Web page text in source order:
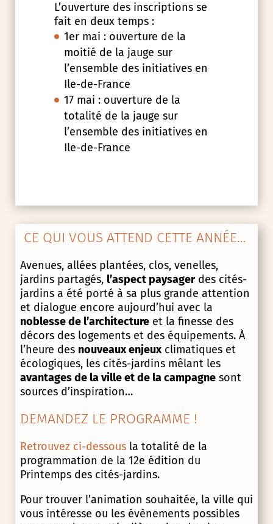
L’ouverture des inscriptions se
fait en deux temps :
1er mai : ouverture de la
moitié de la jauge sur
l’ensemble des initiatives en
Ile-de-France
17 mai : ouverture de la
totalité de la jauge sur
l’ensemble des initiatives en
Ile-de-France
CE QUI VOUS ATTEND CETTE ANNÉE…
Avenues, allées plantées, clos, venelles,
jardins partagés, l’aspect paysagerdes cités-
jardins a été porté à sa plus grande attention
et dialogue encore aujourd’hui avec la
noblesse de l’architectureet la finesse des
décors des logements et des équipements. À
l’heure des nouveaux enjeuxclimatiques et
écologiques, les cités-jardins mêlant les
avantages de la ville et de la campagnesont
sources d’inspiration…
DEMANDEZ LE PROGRAMME !
Retrouvez ci-dessousla totalité de la
programmation de la 12e édition du
Printemps des cités-jardins.
Pour trouver l’animation souhaitée, la ville qui
vous intéresse ou les évènements possibles